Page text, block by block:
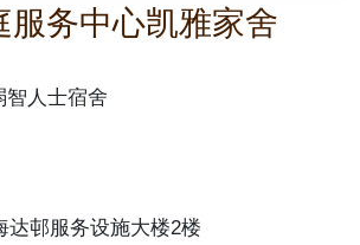
服务中心凯雅家舍
智人士宿舍
达邨服务设施大楼2楼